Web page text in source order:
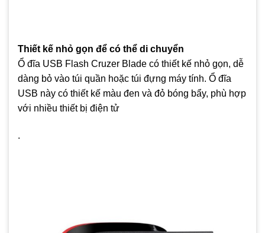
Thiết kế nhỏ gọn để có thể di chuyển
Ổ đĩa USB Flash Cruzer Blade có thiết kế nhỏ gọn, dễ
dàng bỏ vào túi quần hoặc túi đựng máy tính. Ổ đĩa
USB này có thiết kế màu đen và đỏ bóng bẩy, phù hợp
với nhiều thiết bị điện tử
.